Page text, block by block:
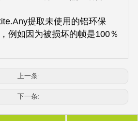
提取未使用的铝环保
例如因为被损坏的帧是100％
上一条:
下一条: